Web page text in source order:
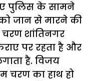
हुए पुलिस के सामने
जान से मारने की
शांतिनगर
पर रहता है और
है. विजय
चरण का हाथ हो